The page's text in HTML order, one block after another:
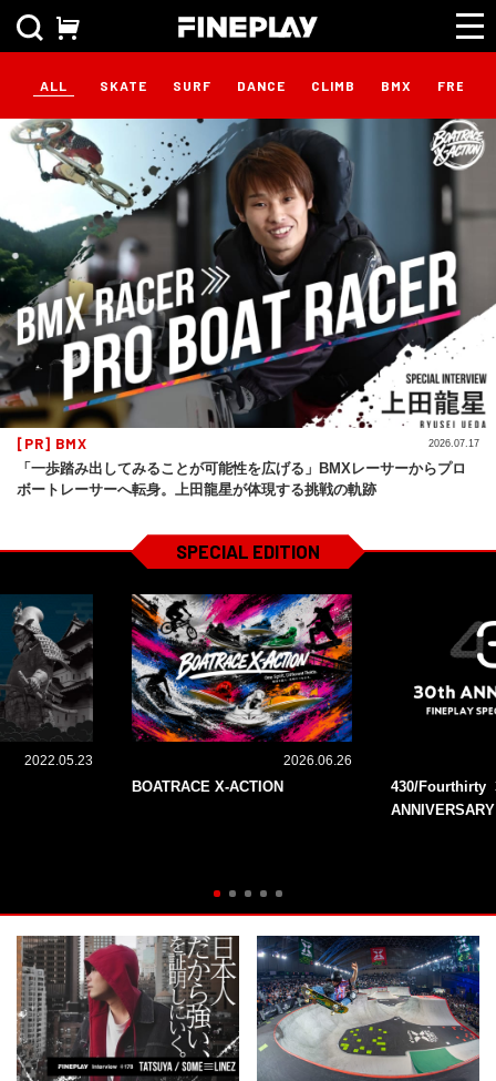
ALL SKATE SURF DANCE CLIMB BMX
[PR] BMX
「一歩踏み出してみることが可能性を広げる」BMXレーサーからプロ
ボートレーサーへ転身。上田龍星が体現する挑戦の軌跡
2026.07.17
SPECIAL EDITION
2022.05.23 2026.06.26
BOATRACE X-ACTION
430/Fourthirty
ANNIVERSARY